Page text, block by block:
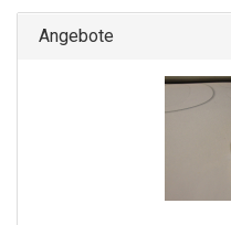
Angebote